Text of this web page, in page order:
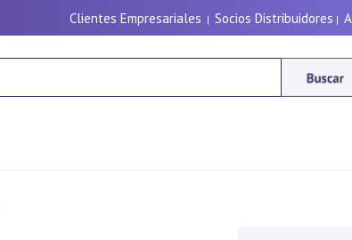
Clientes Empresariales | Socios Distribuidores |